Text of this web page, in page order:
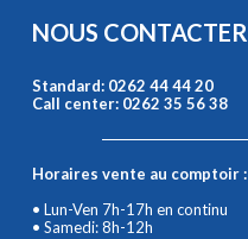
NOUS CONTACTER
Standard: 0262 44 44 20
Call center: 0262 35 56 38
Horaires vente au comptoir :
• Lun-Ven 7h-17h en continu
• Samedi: 8h-12h